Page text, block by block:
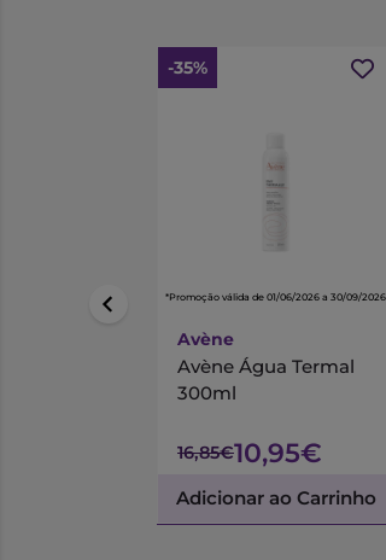
-35%
*Promoção válida de 01/06/2026 a 30/09/2026
Avène
Avène Água Termal
300ml
16,85€10,95€
Adicionar ao Carrinho